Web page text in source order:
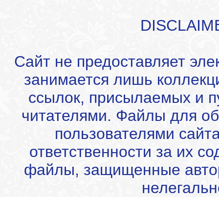
Сайт не предоставляет
занимается лишь
ссылок, присылаемых и
читателями. Файлы для
пользователями
ответственности за их
файлы, защищенные